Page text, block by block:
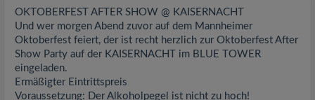
OKTOBERFEST AFTER SHOW @ KAISERNACHT
Und wer morgen Abend zuvor auf dem Mannheimer
Oktoberfest feiert, der ist recht herzlich zur Oktoberfest After
Show Party auf der KAISERNACHT im BLUE TOWER
eingeladen.
Ermäßigter Eintrittspreis
Voraussetzung: Der Alkoholpegel ist nicht zu hoch!